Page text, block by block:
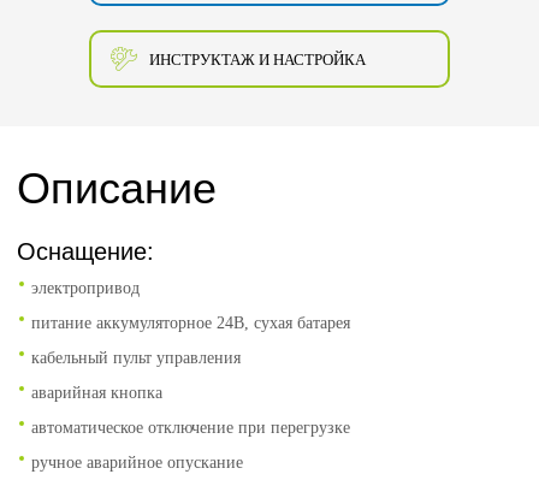
ИНСТРУКТАЖ И НАСТРОЙКА
Описание
Оснащение:
электропривод
питание аккумуляторное 24В, сухая батарея
кабельный пульт управления
аварийная кнопка
автоматическое отключение при перегрузке
ручное аварийное опускание